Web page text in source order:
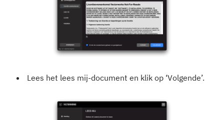
Lees het lees mij-document en klik op ‘Volgende’.